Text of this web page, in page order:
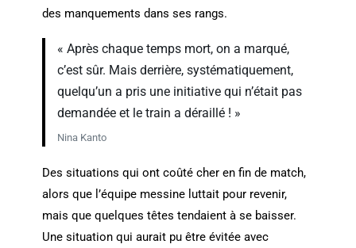
des manquements dans ses rangs.
« Après chaque temps mort, on a marqué,
c’est sûr. Mais derrière, systématiquement,
quelqu’un a pris une initiative qui n’était pas
demandée et le train a déraillé ! »
Nina Kanto
Des situations qui ont coûté cher en fin de match,
alors que l’équipe messine luttait pour revenir,
mais que quelques têtes tendaient à se baisser.
Une situation qui aurait pu être évitée avec